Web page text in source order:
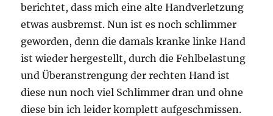
berichtet, dass mich eine alte Handverletzung
etwas ausbremst. Nun ist es noch schlimmer
geworden, denn die damals kranke linke Hand
ist wieder hergestellt, durch die Fehlbelastung
und Überanstrengung der rechten Hand ist
diese nun noch viel Schlimmer dran und ohne
diese bin ich leider komplett aufgeschmissen.